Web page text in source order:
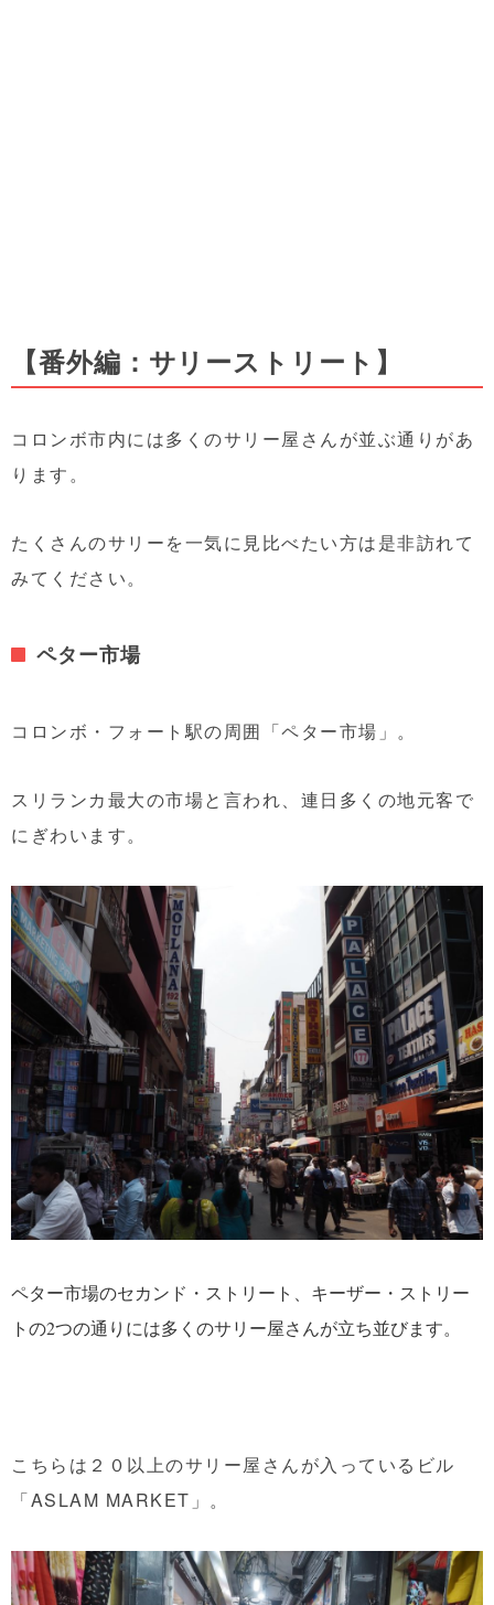
【番外編：サリーストリート】
コロンボ市内には多くのサリー屋さんが並ぶ通りがあ
ります。
たくさんのサリーを一気に見比べたい方は是非訪れて
みてください。
ペター市場
コロンボ・フォート駅の周囲「ペター市場」。
スリランカ最大の市場と言われ、連日多くの地元客で
にぎわいます。
ペター市場のセカンド・ストリート、キーザー・ストリー
トの2つの通りには多くのサリー屋さんが立ち並びます。
こちらは２０以上のサリー屋さんが入っているビル
「ASLAM MARKET」。